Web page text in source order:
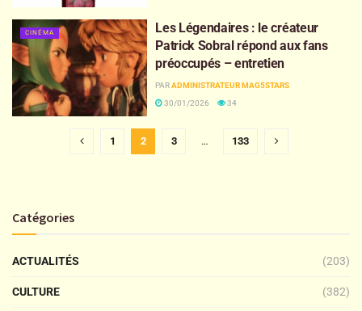
CINÉMA
Les Légendaires : le créateur
Patrick Sobral répond aux fans
préoccupés – entretien
PARADMINISTRATEUR MAG5STARS
30/01/2026
34
1 2 3 … 133
Catégories
ACTUALITÉS (203)
CULTURE (382)